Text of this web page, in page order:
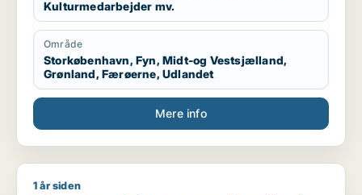
Kulturmedarbejder mv.
Område
Storkøbenhavn, Fyn, Midt-og Vestsjælland,
Grønland, Færøerne, Udlandet
Mere info
Oliver søger job som tømrer/snedker / grafisk designer /
1 år siden